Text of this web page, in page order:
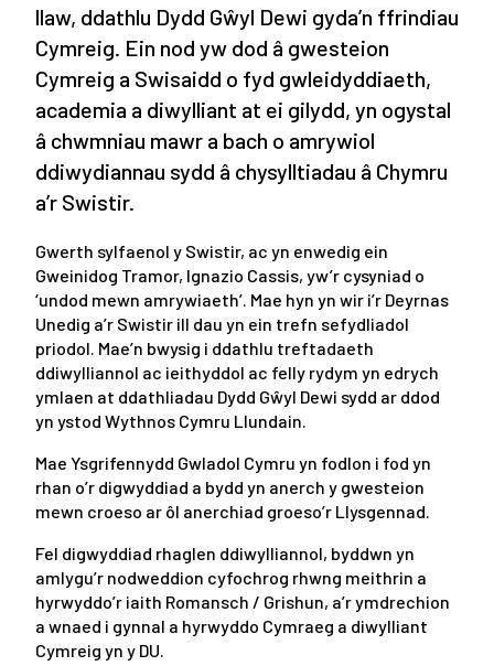
llaw, ddathlu Dydd Gŵyl Dewi gyda’n ffrindiau
Cymreig. Ein nod yw dod â gwesteion
Cymreig a Swisaidd o fyd gwleidyddiaeth,
academia a diwylliant at ei gilydd, yn ogystal
â chwmniau mawr a bach o amrywiol
ddiwydiannau sydd â chysylltiadau â Chymru
a’r Swistir.
Gwerth sylfaenol y Swistir, ac yn enwedig ein
Gweinidog Tramor, Ignazio Cassis, yw’r cysyniad o
‘undod mewn amrywiaeth’. Mae hyn yn wir i’r Deyrnas
Unedig a’r Swistir ill dau yn ein trefn sefydliadol
priodol. Mae’n bwysig i ddathlu treftadaeth
ddiwylliannol ac ieithyddol ac felly rydym yn edrych
ymlaen at ddathliadau Dydd Gŵyl Dewi sydd ar ddod
yn ystod Wythnos Cymru Llundain.
Mae Ysgrifennydd Gwladol Cymru yn fodlon i fod yn
rhan o’r digwyddiad a bydd yn anerch y gwesteion
mewn croeso ar ôl anerchiad groeso’r Llysgennad.
Fel digwyddiad rhaglen ddiwylliannol, byddwn yn
amlygu’r nodweddion cyfochrog rhwng meithrin a
hyrwyddo’r iaith Romansch / Grishun, a’r ymdrechion
a wnaed i gynnal a hyrwyddo Cymraeg a diwylliant
Cymreig yn y DU.